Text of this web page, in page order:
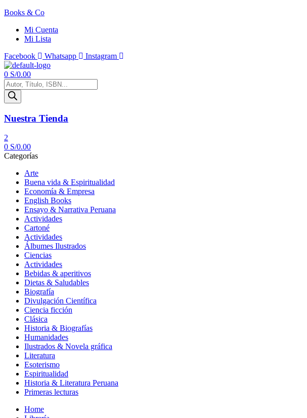
Books & Co
Mi Cuenta
Mi Lista
Facebook
Whatsapp
Instagram
Menú
0 S/0.00
Búsqueda
de
productos
Nuestra Tienda
2
0 S/0.00
Categorías
Arte
Buena vida & Espiritualidad
Economía & Empresa
English Books
Ensayo & Narrativa Peruana
Actividades
Cartoné
Actividades
Álbumes Ilustrados
Ciencias
Actividades
Bebidas & aperitivos
Dietas & Saludables
Biografía
Divulgación Científica
Ciencia ficción
Clásica
Historia & Biografías
Humanidades
Ilustrados & Novela gráfica
Literatura
Esoterismo
Espiritualidad
Historia & Literatura Peruana
Primeras lecturas
Home